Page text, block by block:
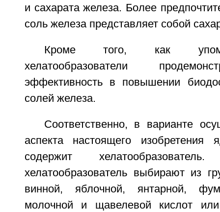
и сахарата железа. Более
соль железа представляет собой
Кроме того, как
хелатообразователи
эффективность в повышении
солей железа.
Соответственно, в варианте
аспекта настоящего изобретения
содержит хелатообразователь.
хелатообразователь выбирают из
винной, яблочной, янтарной,
молочной и щавелевой кислот